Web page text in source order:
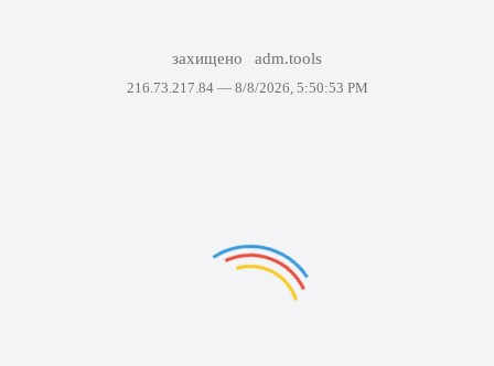
захищено adm.tools
216.73.217.84 — 8/8/2026, 5:50:53 PM